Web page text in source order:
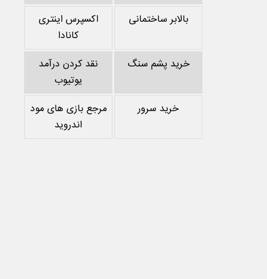
بالابر ساختمانی
اکسپرس اینتری
کانادا
خرید پشم سنگ
نقد کردن درآمد
یوتیوب
خرید سرور
مرجع بازی های مود
اندروید